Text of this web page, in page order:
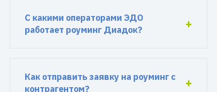
С какими операторами ЭДО
работает роуминг Диадок?
Как отправить заявку на роуминг с
контрагентом?